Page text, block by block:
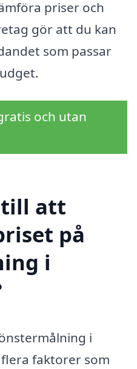
priser och
gör att du kan
som passar
och utan
till att
på
i
i
faktorer som